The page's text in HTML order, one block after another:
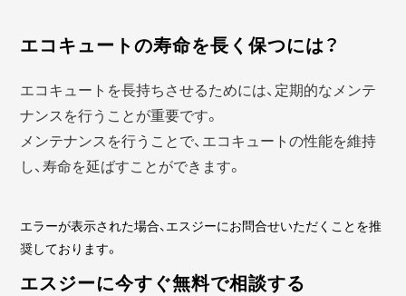
エコキュートの寿命を長く保つには？
エコキュートを長持ちさせるためには、定期的なメンテ
ナンスを行うことが重要です。
メンテナンスを行うことで、エコキュートの性能を維持
し、寿命を延ばすことができます。
エラーが表示された場合、エスジーにお問合せいただくことを推
奨しております。
エスジーに今すぐ無料で相談する